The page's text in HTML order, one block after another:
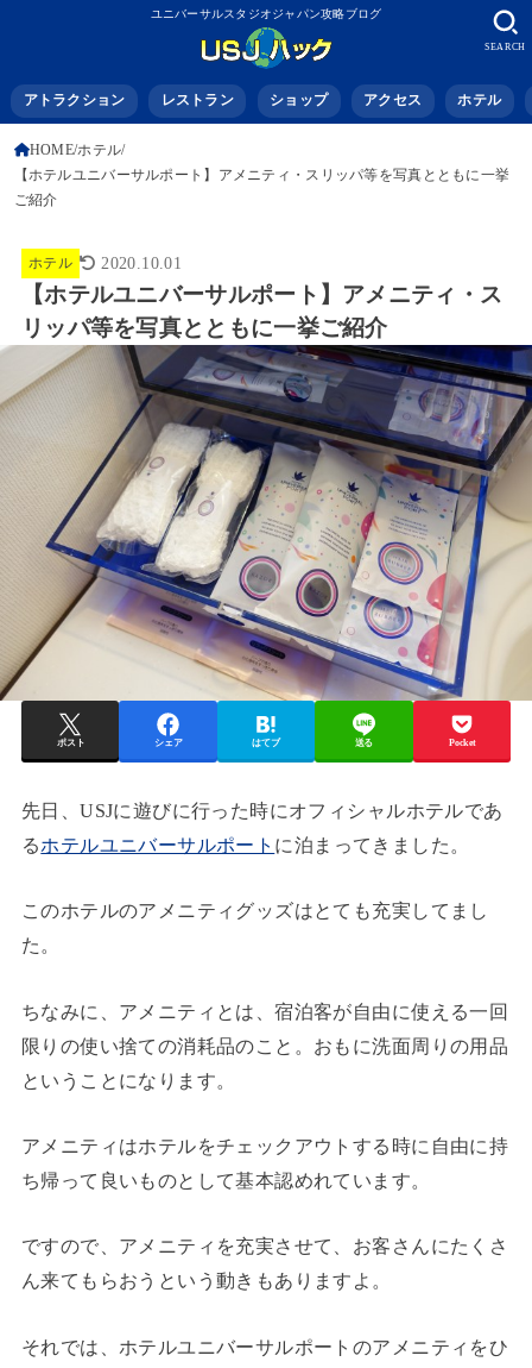
ユニバーサルスタジオジャパン攻略ブログ
アトラクション レストラン ショップ アクセス ホテル
SEARCH
HOME ホテル
【ホテルユニバーサルポート】アメニティ・スリッパ等を写真とともに一挙
ご紹介
ホテル 2020.10.01
【ホテルユニバーサルポート】アメニティ・ス
リッパ等を写真とともに一挙ご紹介
ポスト シェア はてブ 送る Pocket
先日、USJに遊びに行った時にオフィシャルホテルであ
るホテルユニバーサルポート に泊まってきました。
このホテルのアメニティグッズはとても充実してまし
た。
ちなみに、アメニティとは、宿泊客が自由に使える一回
限りの使い捨ての消耗品のこと。おもに洗面周りの用品
ということになります。
アメニティはホテルをチェックアウトする時に自由に持
ち帰って良いものとして基本認めれています。
ですので、アメニティを充実させて、お客さんにたくさ
ん来てもらおうという動きもありますよ。
それでは、ホテルユニバーサルポートのアメニティをひ